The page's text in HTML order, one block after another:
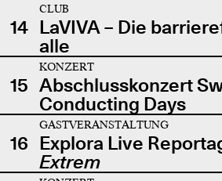
14
CLUB
LaVIVA – Die
alle
15
KONZERT
Abschlusskonzert
Conducting Days
16
GASTVERANSTALTUNG
Explora Live
Extrem